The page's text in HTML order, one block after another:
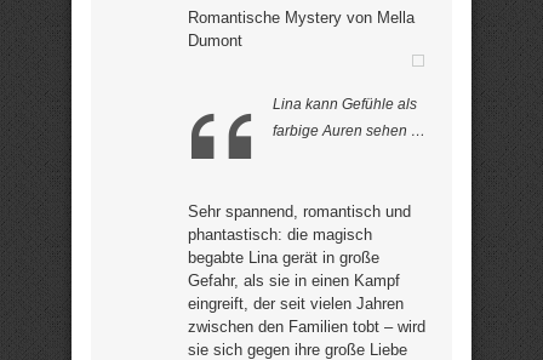
Romantische Mystery von Mella
Dumont
Lina kann Gefühle als
farbige Auren sehen …
Sehr spannend, romantisch und
phantastisch: die magisch
begabte Lina gerät in große
Gefahr, als sie in einen Kampf
eingreift, der seit vielen Jahren
zwischen den Familien tobt – wird
sie sich gegen ihre große Liebe